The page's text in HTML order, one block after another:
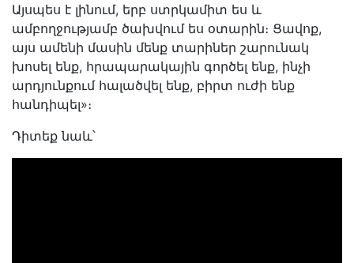
Այսպես է լինում, երբ ստրկամիտ ես և
ամբողջությամբ ծախվում ես օտարին։ Ցավոք,
այս ամենի մասին մենք տարիներ շարունակ
խոսել ենք, հրապարակային գործել ենք, ինչի
արդյունքում հալածվել ենք, բիրտ ուժի ենք
հանդիպել»։
Դիտեք նաև՝